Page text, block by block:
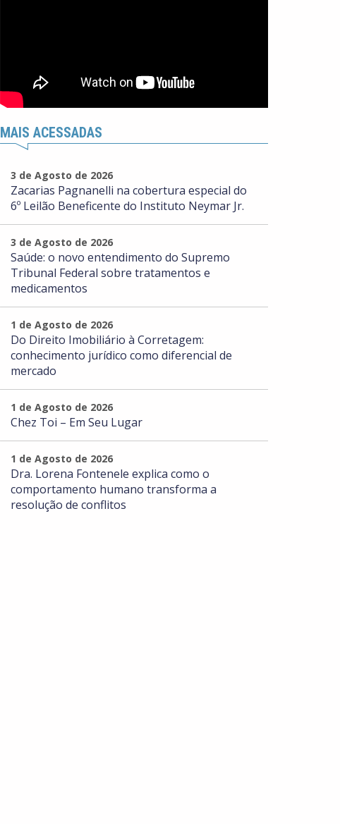
MAIS ACESSADAS
3 de Agosto de 2026
Zacarias Pagnanelli na cobertura especial do
6º Leilão Beneficente do Instituto Neymar Jr.
3 de Agosto de 2026
Saúde: o novo entendimento do Supremo
Tribunal Federal sobre tratamentos e
medicamentos
1 de Agosto de 2026
Do Direito Imobiliário à Corretagem:
conhecimento jurídico como diferencial de
mercado
1 de Agosto de 2026
Chez Toi – Em Seu Lugar
1 de Agosto de 2026
Dra. Lorena Fontenele explica como o
comportamento humano transforma a
resolução de conflitos